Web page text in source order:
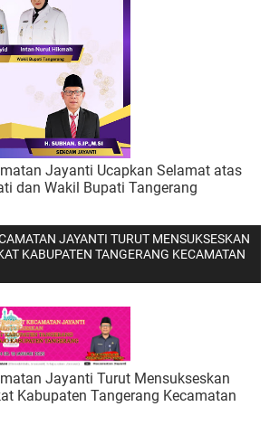
Jayanti Ucapkan Selamat atas
dan Wakil Bupati Tangerang
JAYANTI TURUT MENSUKSESKAN
KABUPATEN TANGERANG KECAMATAN
Jayanti Turut Mensukseskan
Kabupaten Tangerang Kecamatan